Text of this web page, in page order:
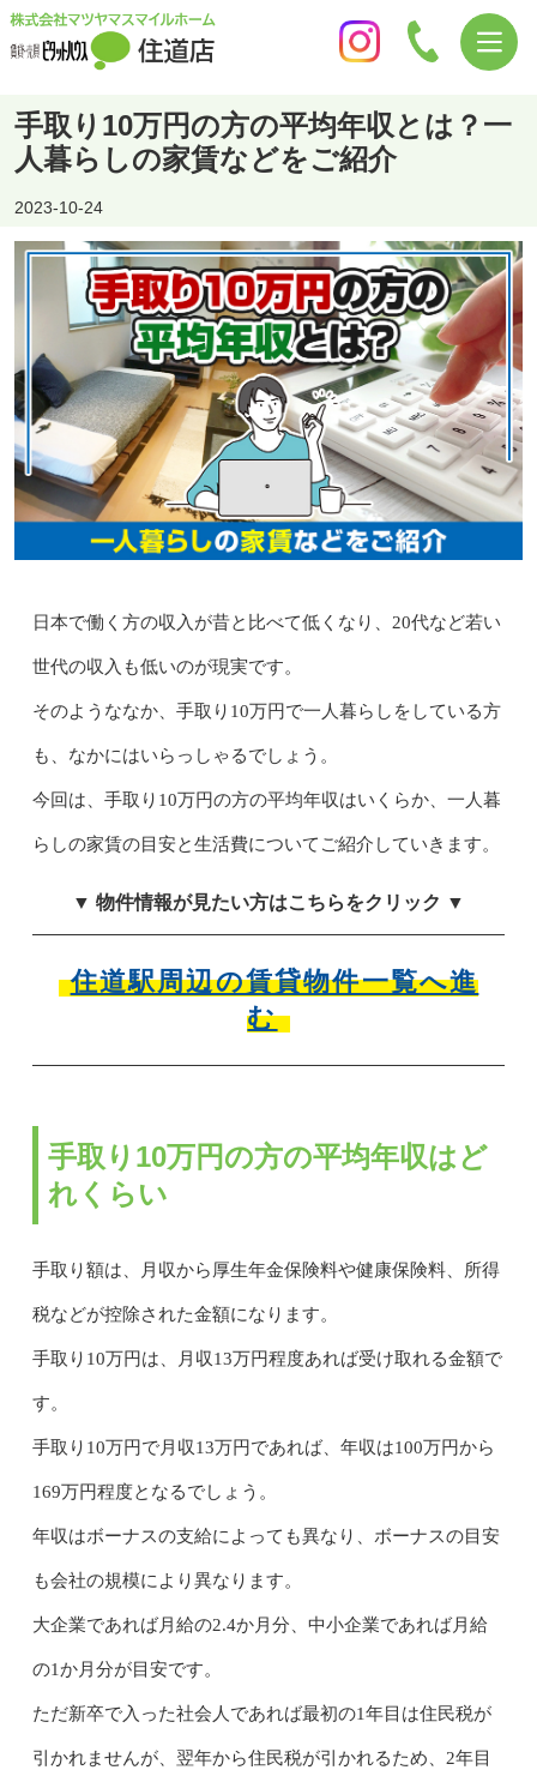
手取り10万円の方の平均年収とは？一
人暮らしの家賃などをご紹介
2023-10-24
日本で働く方の収入が昔と比べて低くなり、20代など若い
世代の収入も低いのが現実です。
そのようななか、手取り10万円で一人暮らしをしている方
も、なかにはいらっしゃるでしょう。
今回は、手取り10万円の方の平均年収はいくらか、一人暮
らしの家賃の目安と生活費についてご紹介していきます。
▼ 物件情報が見たい方はこちらをクリック ▼
住道駅周辺の賃貸物件一覧へ進
む
手取り10万円の方の平均年収はど
れくらい
手取り額は、月収から厚生年金保険料や健康保険料、所得
税などが控除された金額になります。
手取り10万円は、月収13万円程度あれば受け取れる金額で
す。
手取り10万円で月収13万円であれば、年収は100万円から
169万円程度となるでしょう。
年収はボーナスの支給によっても異なり、ボーナスの目安
も会社の規模により異なります。
大企業であれば月給の2.4か月分、中小企業であれば月給
の1か月分が目安です。
ただ新卒で入った社会人であれば最初の1年目は住民税が
引かれませんが、翌年から住民税が引かれるため、2年目